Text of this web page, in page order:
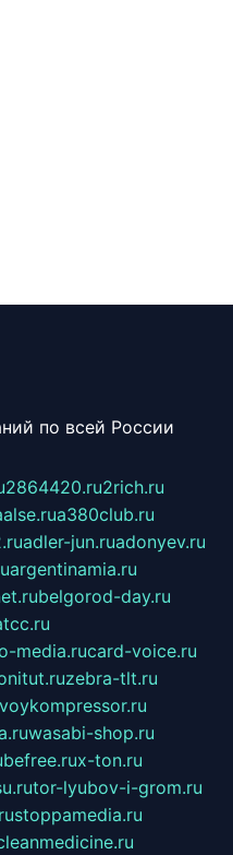
по всей России
2864420.ru2rich.ru
a380club.ru
adler-jun.ruadonyev.ru
argentinamia.ru
belgorod-day.ru
media.rucard-voice.ru
zebra-tlt.ru
wasabi-shop.ru
x-ton.ru
tor-lyubov-i-grom.ru
stoppamedia.ru